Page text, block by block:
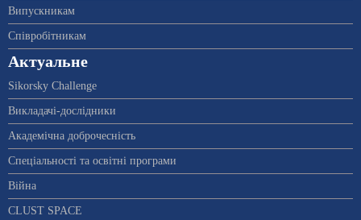
Випускникам
Співробітникам
Актуальне
Sikorsky Challenge
Викладачі-дослідники
Академічна доброчесність
Спеціальності та освітні програми
Війна
CLUST SPACE